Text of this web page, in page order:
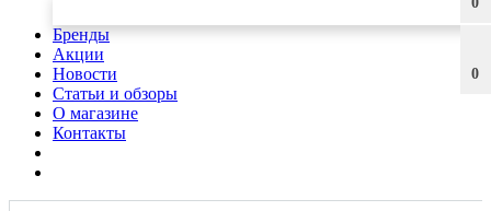
0
Бренды
Акции
Новости
Статьи и обзоры
О магазине
Контакты